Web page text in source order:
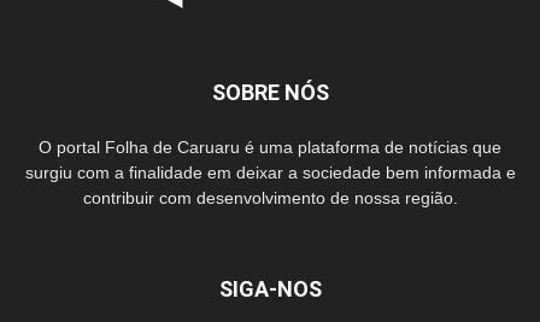
SOBRE NÓS
O portal Folha de Caruaru é uma plataforma de notícias que
surgiu com a finalidade em deixar a sociedade bem informada e
contribuir com desenvolvimento de nossa região.
SIGA-NOS